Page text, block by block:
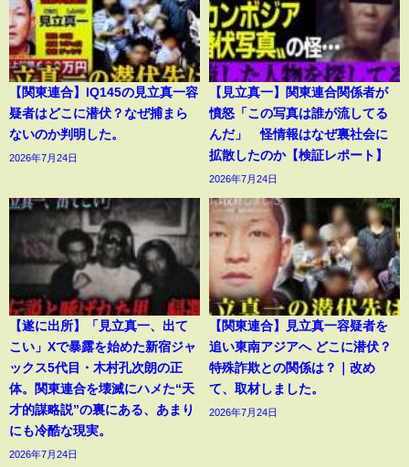
【関東連合】IQ145の見立真一容
疑者はどこに潜伏？なぜ捕まら
ないのか判明した。
2026年7月24日
【見立真一】関東連合関係者が
憤怒「この写真は誰が流してる
んだ」 怪情報はなぜ裏社会に
拡散したのか【検証レポート】
2026年7月24日
【遂に出所】「見立真一、出て
こい」Xで暴露を始めた新宿ジャ
ックス5代目・木村孔次朗の正
体。関東連合を壊滅にハメた“天
才的謀略説”の裏にある、あまり
にも冷酷な現実。
2026年7月24日
【関東連合】見立真一容疑者を
追い東南アジアへ どこに潜伏？
特殊詐欺との関係は？｜改め
て、取材しました。
2026年7月24日